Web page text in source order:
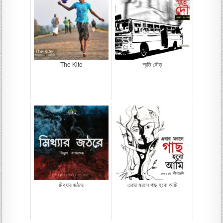
The Kite স্মৃতি দৌড়
মিথ্যার জঠরে এবার মরলে গাছ হবো আমি